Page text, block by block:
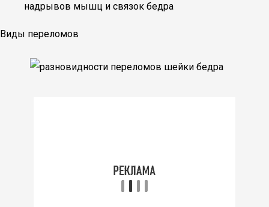
надрывов мышц и связок бедра
Виды переломов